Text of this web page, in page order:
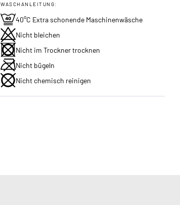
WASCHANLEITUNG:
40°C Extra schonende Maschinenwäsche
Nicht bleichen
Nicht im Trockner trocknen
Nicht bügeln
Nicht chemisch reinigen